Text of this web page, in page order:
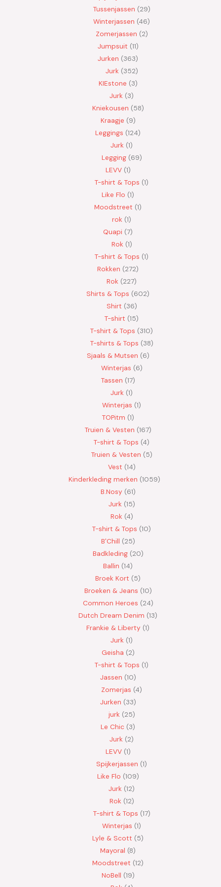
Tussenjassen 29
Winterjassen 46
Zomerjassen 2
Jumpsuit 11
Jurken 363
Jurk 352
KIEstone 3
Jurk 3
Kniekousen 58
Kraagje 9
Leggings 124
Jurk 1
Legging 69
LEVV 1
T-shirt & Tops 1
Like Flo 1
Moodstreet 1
rok 1
Quapi 7
Rok 1
T-shirt & Tops 1
Rokken 272
Rok 227
Shirts & Tops 602
Shirt 36
T-shirt 15
T-shirt & Tops 310
T-shirts & Tops 38
Sjaals & Mutsen 6
Winterjas 6
Tassen 17
Jurk 1
Winterjas 1
TOPitm 1
Truien & Vesten 167
T-shirt & Tops 4
Truien & Vesten 5
Vest 14
Kinderkleding merken 1059
B.Nosy 61
Jurk 15
Rok 4
T-shirt & Tops 10
B'Chill 25
Badkleding 20
Ballin 14
Broek Kort 5
Broeken & Jeans 10
Common Heroes 24
Dutch Dream Denim 13
Frankie & Liberty 1
Jurk 1
Geisha 2
T-shirt & Tops 1
Jassen 10
Zomerjas 4
Jurken 33
jurk 25
Le Chic 3
Jurk 2
LEVV 1
Spijkerjassen 1
Like Flo 109
Jurk 12
Rok 12
T-shirt & Tops 17
Winterjas 1
Lyle & Scott 5
Mayoral 8
Moodstreet 12
NoBell 19